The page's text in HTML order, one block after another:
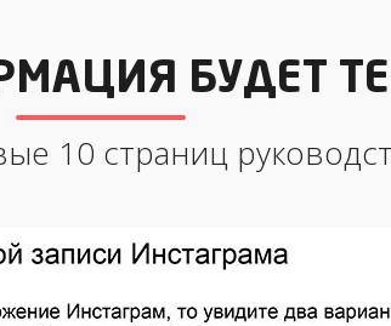
БУДЕТ
10 страниц